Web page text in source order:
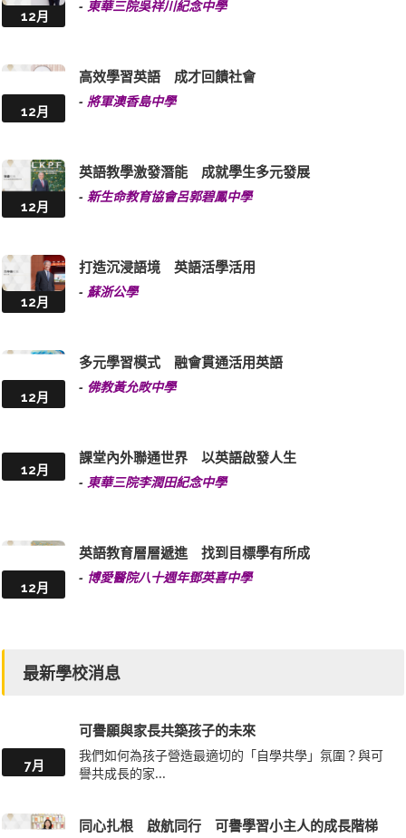
12月
- 東華三院吳祥川紀念中學
12月
高效學習英語 成才回饋社會
- 將軍澳香島中學
12月
英語教學激發潛能 成就學生多元發展
- 新生命教育協會呂郭碧鳳中學
12月
打造沉浸語境 英語活學活用
- 蘇浙公學
12月
多元學習模式 融會貫通活用英語
- 佛教黃允畋中學
12月
課堂內外聯通世界 以英語啟發人生
- 東華三院李潤田紀念中學
12月
英語教育層層遞進 找到目標學有所成
- 博愛醫院八十週年鄧英喜中學
最新學校消息
7月
可譽願與家長共築孩子的未來
我們如何為孩子營造最適切的「自學共學」氛圍？與可
譽共成長的家...
同心扎根 啟航同行 可譽學習小主人的成長階梯